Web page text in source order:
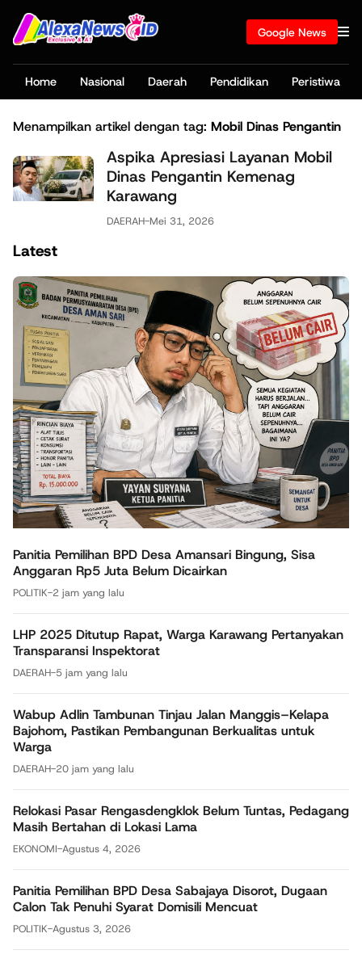
Google News
Home Nasional Daerah Pendidikan Peristiwa
Menampilkan artikel dengan tag: Mobil Dinas Pengantin
Aspika Apresiasi Layanan Mobil
Dinas Pengantin Kemenag
Karawang
DAERAH-Mei 31, 2026
Latest
Panitia Pemilihan BPD Desa Amansari Bingung, Sisa
Anggaran Rp5 Juta Belum Dicairkan
POLITIK-2 jam yang lalu
LHP 2025 Ditutup Rapat, Warga Karawang Pertanyakan
Transparansi Inspektorat
DAERAH-5 jam yang lalu
Wabup Adlin Tambunan Tinjau Jalan Manggis–Kelapa
Bajohom, Pastikan Pembangunan Berkualitas untuk
Warga
DAERAH-20 jam yang lalu
Relokasi Pasar Rengasdengklok Belum Tuntas, Pedagang
Masih Bertahan di Lokasi Lama
EKONOMI-Agustus 4, 2026
Panitia Pemilihan BPD Desa Sabajaya Disorot, Dugaan
Calon Tak Penuhi Syarat Domisili Mencuat
POLITIK-Agustus 3, 2026